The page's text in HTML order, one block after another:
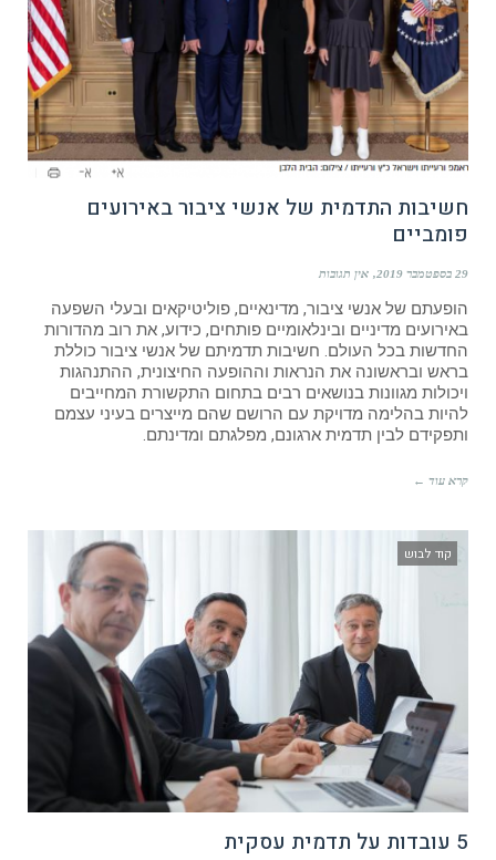
חשיבות התדמית של אנשי ציבור באירועים
פומביים
29 בספטמבר 2019 אין תגובות
הופעתם של אנשי ציבור, מדינאיים, פוליטיקאים ובעלי השפעה
באירועים מדיניים ובינלאומיים פותחים, כידוע, את רוב מהדורות
החדשות בכל העולם. חשיבות תדמיתם של אנשי ציבור כוללת
בראש ובראשונה את הנראות וההופעה החיצונית, ההתנהגות
ויכולות מגוונות בנושאים רבים בתחום התקשורת המחייבים
להיות בהלימה מדויקת עם הרושם שהם מייצרים בעיני עצמם
ותפקידם לבין תדמית ארגונם, מפלגתם ומדינתם.
קרא עוד ←
קוד לבוש
5 עובדות על תדמית עסקית